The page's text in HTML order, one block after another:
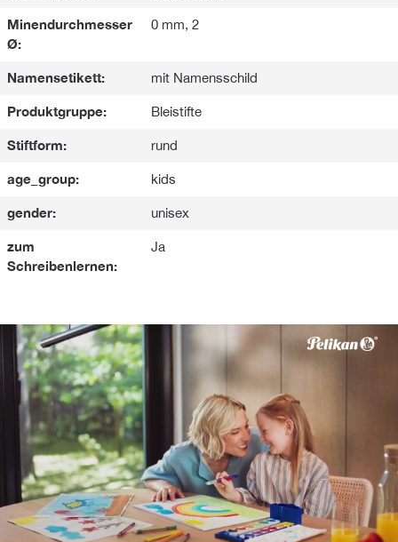
Minendurchmesser
Ø:
0 mm, 2
Namensetikett: mit Namensschild
Produktgruppe: Bleistifte
Stiftform: rund
age_group: kids
gender: unisex
zum
Schreibenlernen:
Ja